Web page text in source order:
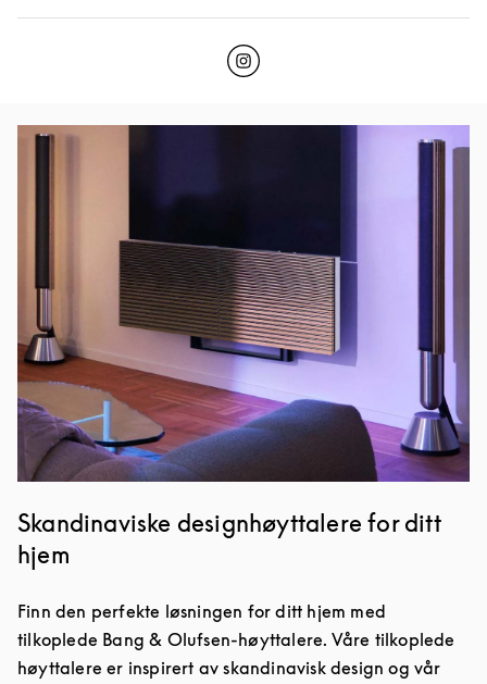
Click to open Instagram
Link Opens in New Tab
Bilde av arrangement
Skandinaviske designhøyttalere for ditt
hjem
Finn den perfekte løsningen for ditt hjem med
tilkoplede Bang & Olufsen-høyttalere. Våre tilkoplede
høyttalere er inspirert av skandinavisk design og vår